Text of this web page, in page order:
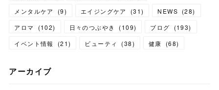
メンタルケア
(9) エイジングケア (31) NEWS (28)
アロマ
(102) 日々のつぶやき (109) ブログ (193)
イベント情報
(21) ビューティ (38) 健康 (68)
アーカイブ